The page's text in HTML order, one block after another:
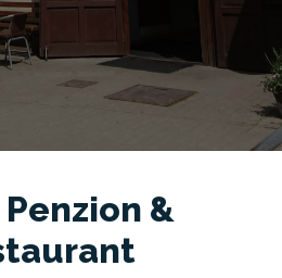
&